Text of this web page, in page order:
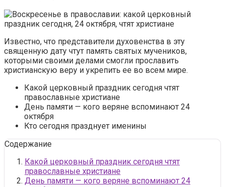
Известно, что представители духовенства в эту
священную дату чтут память святых мучеников,
которыми своими делами смогли прославить
христианскую веру и укрепить ее во всем мире.
Какой церковный праздник сегодня чтят
православные христиане
День памяти — кого веряне вспоминают 24
октября
Кто сегодня празднует именины
Содержание
Какой церковный праздник сегодня чтят
православные христиане
День памяти — кого веряне вспоминают 24